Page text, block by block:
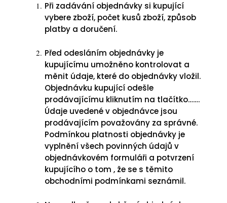
Při zadávání objednávky si kupující
vybere zboží, počet kusů zboží, způsob
platby a doručení.
Před odesláním objednávky je
kupujícímu umožněno kontrolovat a
měnit údaje, které do objednávky vložil.
Objednávku kupující odešle
prodávajícímu kliknutím na tlačítko…….
Údaje uvedené v objednávce jsou
prodávajícím považovány za správné.
Podmínkou platnosti objednávky je
vyplnění všech povinných údajů v
objednávkovém formuláři a potvrzení
kupujícího o tom , že se s těmito
obchodními podmínkami seznámil.